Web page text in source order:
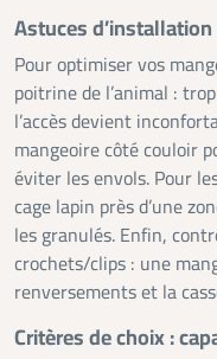
Astuces
Pour optimiser vos
poitrine de l’animal :
l’accès devient
mangeoire côté couloir
éviter les envols. Pour
cage lapin près d’une
les granulés. Enfin,
crochets/clips : une
renversements et la
Critères de choix :